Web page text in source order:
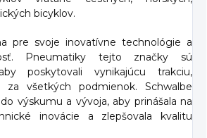
bicyklov.
pre svoje inovatívne technológie a
Pneumatiky tejto značky sú
poskytovali vynikajúcu trakciu,
všetkých podmienok. Schwalbe
výskumu a vývoja, aby prinášala na
inovácie a zlepšovala kvalitu